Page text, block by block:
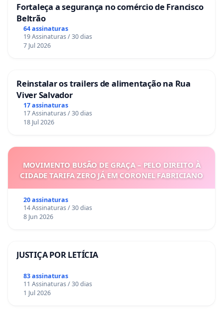
Fortaleça a segurança no comércio de Francisco
Beltrão
64 assinaturas
19 Assinaturas / 30 dias
7 Jul 2026
Reinstalar os trailers de alimentação na Rua
Viver Salvador
17 assinaturas
17 Assinaturas / 30 dias
18 Jul 2026
MOVIMENTO BUSÃO DE GRAÇA – PELO DIREITO À
CIDADE TARIFA ZERO JÁ EM CORONEL FABRICIANO
20 assinaturas
14 Assinaturas / 30 dias
8 Jun 2026
JUSTIÇA POR LETÍCIA
83 assinaturas
11 Assinaturas / 30 dias
1 Jul 2026